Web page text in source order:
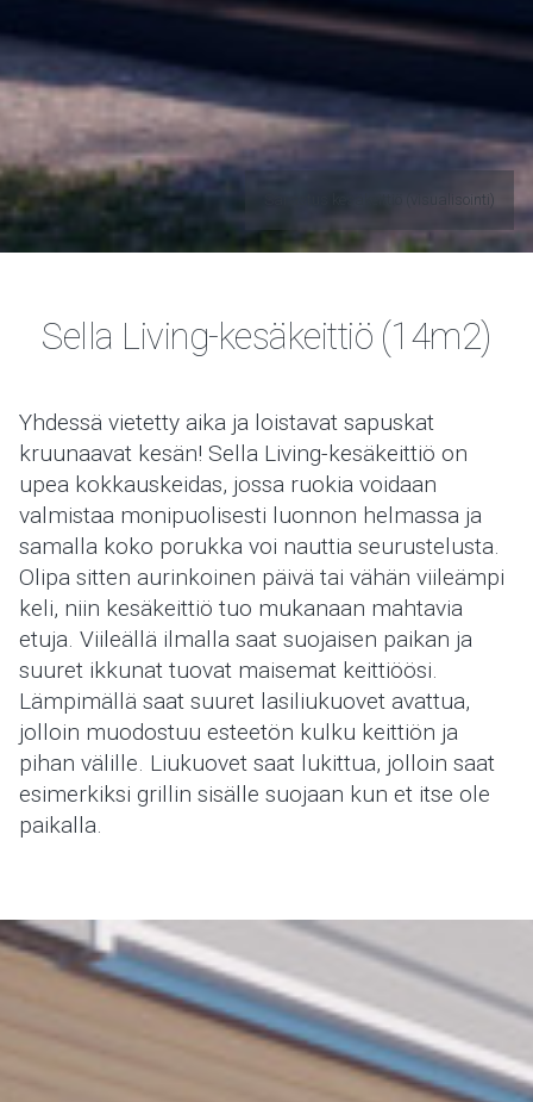
Sarastus kesäkeittiö (visualisointi)
Sella Living-kesäkeittiö (14m2)
Yhdessä vietetty aika ja loistavat sapuskat
kruunaavat kesän! Sella Living-kesäkeittiö on
upea kokkauskeidas, jossa ruokia voidaan
valmistaa monipuolisesti luonnon helmassa ja
samalla koko porukka voi nauttia seurustelusta.
Olipa sitten aurinkoinen päivä tai vähän viileämpi
keli, niin kesäkeittiö tuo mukanaan mahtavia
etuja. Viileällä ilmalla saat suojaisen paikan ja
suuret ikkunat tuovat maisemat keittiöösi.
Lämpimällä saat suuret lasiliukuovet avattua,
jolloin muodostuu esteetön kulku keittiön ja
pihan välille. Liukuovet saat lukittua, jolloin saat
esimerkiksi grillin sisälle suojaan kun et itse ole
paikalla.